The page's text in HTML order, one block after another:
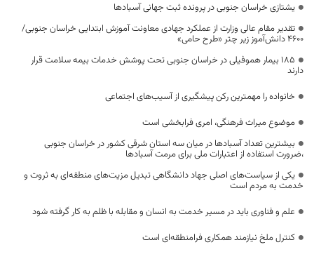
یشتازی خراسان جنوبی در پرونده ثبت جهانی آسبادها
تقدیر مقام عالی وزارت از عملکرد جهادی معاونت آموزش ابتدایی خراسان جنوبی/
۴۶۰۰ دانش‌آموز زیر چتر «طرح حامی»
۱۸۵ بیمار هموفیلی در خراسان جنوبی تحت پوشش خدمات بیمه سلامت قرار
دارند
خانواده را مهمترین رکن پیشگیری از آسیب‌های اجتماعی
موضوع میراث فرهنگی، امری فرابخشی است
بیشترین تعداد آسبادها در میان سه استان شرقی کشور در خراسان جنوبی
،ضرورت استفاده از اعتبارات ملی برای مرمت آسبادها
یکی از سیاست‌های اصلی جهاد دانشگاهی تبدیل مزیت‌های منطقه‌ای به ثروت و
خدمت به مردم است
علم و فناوری باید در مسیر خدمت به انسان و مقابله با ظلم به کار گرفته شود
کنترل ملخ نیازمند همکاری فرامنطقه‌ای است